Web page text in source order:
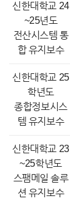
신한대학교 24
~25년도
전산시스템 통
합 유지보수
신한대학교 25
학년도
종합정보시스
템 유지보수
신한대학교 23
~25학년도
스팸메일 솔루
션 유지보수